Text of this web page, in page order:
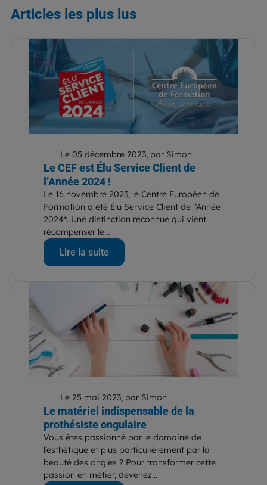
Articles les plus lus
Le 05 décembre 2023, par Simon
Le CEF est Élu Service Client de
l’Année 2024 !
Le 16 novembre 2023, le Centre Européen de
Formation a été Élu Service Client de l’Année
2024*. Une distinction reconnue qui vient
récompenser le...
Lire la suite
Le 25 mai 2023, par Simon
Le matériel indispensable de la
prothésiste ongulaire
Vous êtes passionné par le domaine de
l’esthétique et plus particulièrement par la
beauté des ongles ? Pour transformer cette
passion en métier, devenez...